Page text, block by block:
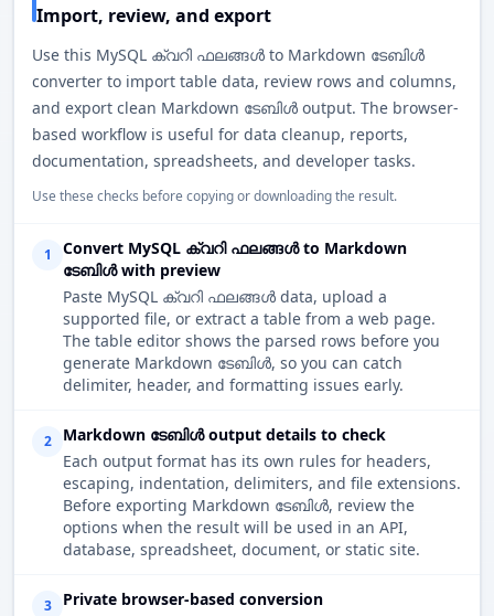
Import, review, and export
Use this MySQL ക്വറി ഫലങ്ങൾ to Markdown ടേബിൾ
converter to import table data, review rows and columns,
and export clean Markdown ടേബിൾ output. The browser-
based workflow is useful for data cleanup, reports,
documentation, spreadsheets, and developer tasks.
Use these checks before copying or downloading the result.
1
Convert MySQL ക്വറി ഫലങ്ങൾ to Markdown
ടേബിൾ with preview
Paste MySQL ക്വറി ഫലങ്ങൾ data, upload a
supported file, or extract a table from a web page.
The table editor shows the parsed rows before you
generate Markdown ടേബിൾ, so you can catch
delimiter, header, and formatting issues early.
2
Markdown ടേബിൾ output details to check
Each output format has its own rules for headers,
escaping, indentation, delimiters, and file extensions.
Before exporting Markdown ടേബിൾ, review the
options when the result will be used in an API,
database, spreadsheet, document, or static site.
3
Private browser-based conversion